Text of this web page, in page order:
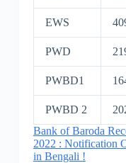
EWS
PWD
PWBD1
PWBD 2
Bank of Baroda
2022 : Notification
in Bengali !